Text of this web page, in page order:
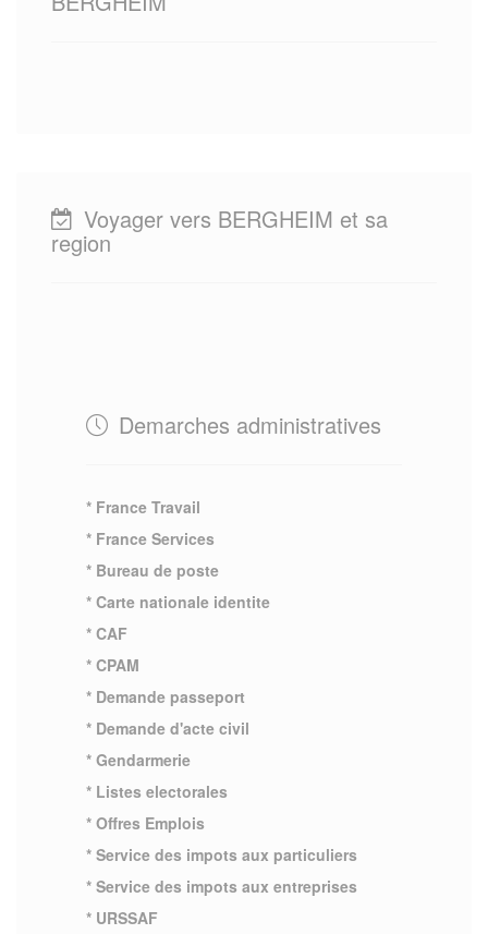
Voyager vers BERGHEIM et sa
region
Demarches administratives
* France Travail
* France Services
* Bureau de poste
* Carte nationale identite
* CAF
* CPAM
* Demande passeport
* Demande d'acte civil
* Gendarmerie
* Listes electorales
* Offres Emplois
* Service des impots aux particuliers
* Service des impots aux entreprises
* URSSAF